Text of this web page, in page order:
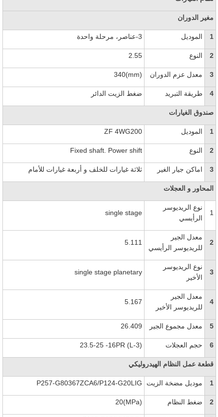
مغير الدوران
1 الموديل 3-عناصر، مرحلة واحدة
2 النوع 2.55
3 معدل عزم الدوران 340(mm)
4 طريقة التبريد ضغط الزيت الدائر
صندوق الغيارات
1 الموديل ZF 4WG200
2 النوع Fixed shaft. Power shift
3 اماكن جيار الغير ثلاثة غيارات للخلف و أربعة غيارات للأمام
المحاور و العجلات
1
نوع الريديوسر
الرأيسي
single stage
2
معدل الجير
للريديوسر الرأيسي
5.111
3
نوع الريديوسر
الأخير
single stage planetary
4
معدل الجير
للريديوسر الأخير
5.167
5 معدل مجموع الجير 26.409
6 حجم العجلات 23.5-25 -16PR (L-3)
قطعة عمل النظام الهيدروليكي
1 موديل مضخة الزيت P257-G80367ZCA6/P124-G20LIG
2 ضغط النظام 20(MPa)